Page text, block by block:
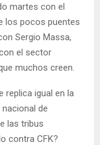
martes con el
los pocos puentes
Sergio Massa,
el sector
muchos creen.
replica igual en la
de
las tribus
contra CFK?